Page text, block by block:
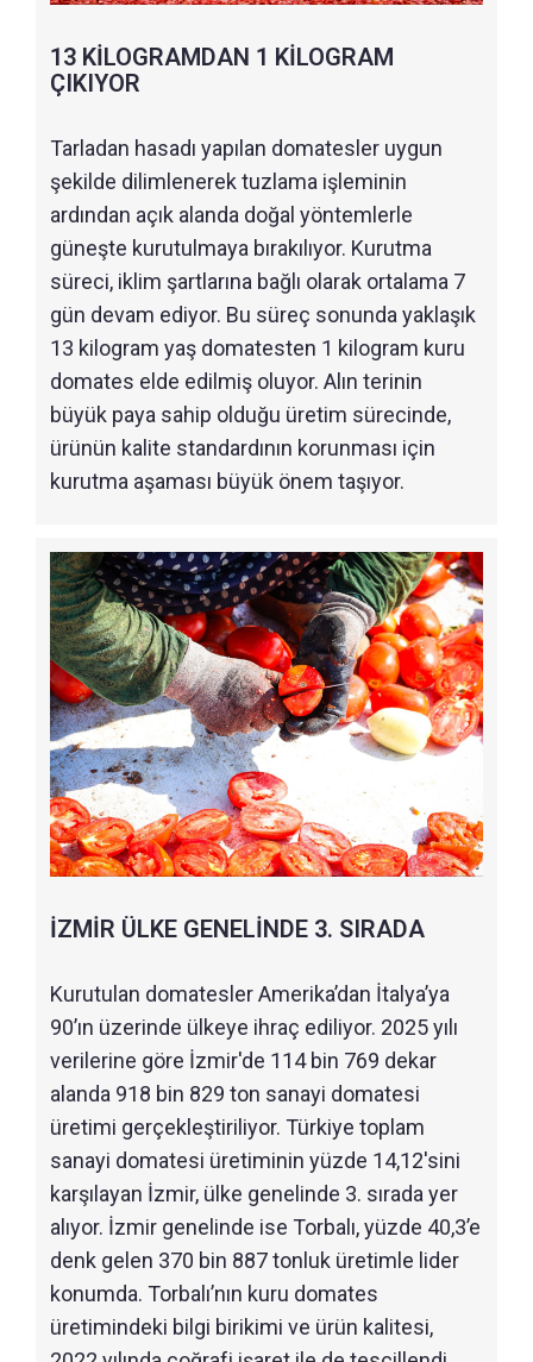
13 KİLOGRAMDAN 1 KİLOGRAM
ÇIKIYOR
Tarladan hasadı yapılan domatesler uygun
şekilde dilimlenerek tuzlama işleminin
ardından açık alanda doğal yöntemlerle
güneşte kurutulmaya bırakılıyor. Kurutma
süreci, iklim şartlarına bağlı olarak ortalama 7
gün devam ediyor. Bu süreç sonunda yaklaşık
13 kilogram yaş domatesten 1 kilogram kuru
domates elde edilmiş oluyor. Alın terinin
büyük paya sahip olduğu üretim sürecinde,
ürünün kalite standardının korunması için
kurutma aşaması büyük önem taşıyor.
İZMİR ÜLKE GENELİNDE 3. SIRADA
Kurutulan domatesler Amerika’dan İtalya’ya
90’ın üzerinde ülkeye ihraç ediliyor. 2025 yılı
verilerine göre İzmir'de 114 bin 769 dekar
alanda 918 bin 829 ton sanayi domatesi
üretimi gerçekleştiriliyor. Türkiye toplam
sanayi domatesi üretiminin yüzde 14,12'sini
karşılayan İzmir, ülke genelinde 3. sırada yer
alıyor. İzmir genelinde ise Torbalı, yüzde 40,3’e
denk gelen 370 bin 887 tonluk üretimle lider
konumda. Torbalı’nın kuru domates
üretimindeki bilgi birikimi ve ürün kalitesi,